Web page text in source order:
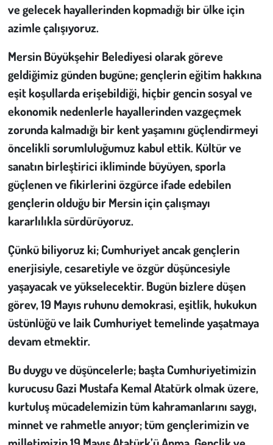
ve gelecek hayallerinden kopmadığı bir ülke için
azimle çalışıyoruz.
Mersin Büyükşehir Belediyesi olarak göreve
geldiğimiz günden bugüne; gençlerin eğitim hakkına
eşit koşullarda erişebildiği, hiçbir gencin sosyal ve
ekonomik nedenlerle hayallerinden vazgeçmek
zorunda kalmadığı bir kent yaşamını güçlendirmeyi
öncelikli sorumluluğumuz kabul ettik. Kültür ve
sanatın birleştirici ikliminde büyüyen, sporla
güçlenen ve fikirlerini özgürce ifade edebilen
gençlerin olduğu bir Mersin için çalışmayı
kararlılıkla sürdürüyoruz.
Çünkü biliyoruz ki; Cumhuriyet ancak gençlerin
enerjisiyle, cesaretiyle ve özgür düşüncesiyle
yaşayacak ve yükselecektir. Bugün bizlere düşen
görev, 19 Mayıs ruhunu demokrasi, eşitlik, hukukun
üstünlüğü ve laik Cumhuriyet temelinde yaşatmaya
devam etmektir.
Bu duygu ve düşüncelerle; başta Cumhuriyetimizin
kurucusu Gazi Mustafa Kemal Atatürk olmak üzere,
kurtuluş mücadelemizin tüm kahramanlarını saygı,
minnet ve rahmetle anıyor; tüm gençlerimizin ve